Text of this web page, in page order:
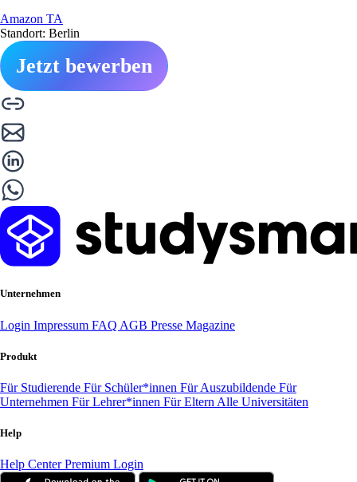
Amazon TA
Standort: Berlin
Jetzt bewerben
Unternehmen
Login Impressum FAQ AGB Presse Magazine
Produkt
Für Studierende Für Schüler*innen Für Auszubildende Für
Unternehmen Für Lehrer*innen Für Eltern Alle Universitäten
Help
Help CenterPremium Login